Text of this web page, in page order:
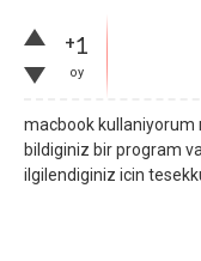
+1
oy
macbook kullaniyorum
bildiginiz bir program
ilgilendiginiz icin